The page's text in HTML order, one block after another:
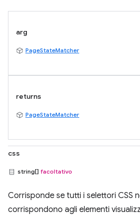
arg
PageStateMatcher
returns
PageStateMatcher
css
string[] facoltativo
Corrisponde se tutti i selettori CSS
corrispondono agli elementi